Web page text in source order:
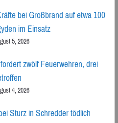
bei Großbrand auf etwa 100
im Einsatz
5, 2026
zwölf Feuerwehren, drei
4, 2026
Sturz in Schredder tödlich